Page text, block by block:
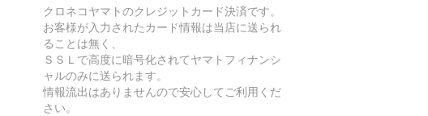
クロネコヤマトのクレジットカード決済です。
お客様が入力されたカード情報は当店に送られ
ることは無く、
ＳＳＬで高度に暗号化されてヤマトフィナンシ
ャルのみに送られます。
情報流出はありませんので安心してご利用くだ
さい。